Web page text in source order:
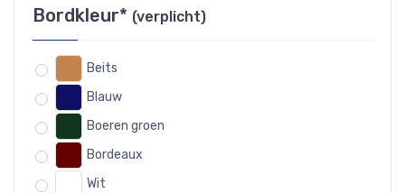
Bordkleur* (verplicht)
Beits
Blauw
Boeren groen
Bordeaux
Wit